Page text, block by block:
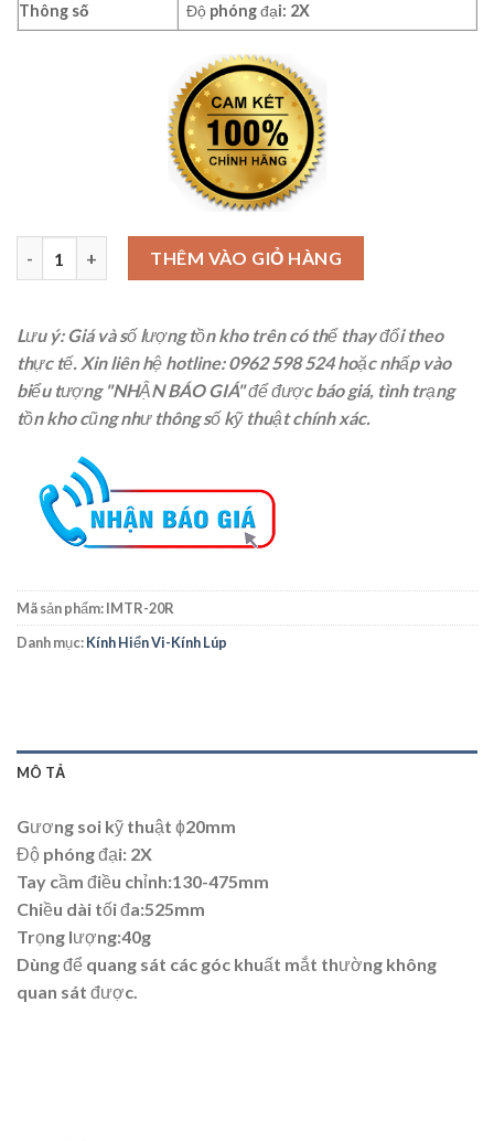
Thông số
Độ phóng đại: 2X
Gương soi kỹ thuật ɸ20mm Niigata Seiki, IMTR-20R số lượng
THÊM VÀO GIỎ HÀNG
Lưu ý: Giá và số lượng tồn kho trên có thể thay đổi theo
thực tế. Xin liên hệ hotline: 0962 598 524hoặc nhấp vào
biểu tượng "NHẬN BÁO GIÁ" để được báo giá, tình trạng
tồn kho cũng như thông số kỹ thuật chính xác.
Mã sản phẩm:IMTR-20R
Danh mục:Kính Hiển Vi-Kính Lúp
MÔ TẢ
Gương soi kỹ thuật ɸ20mm
Độ phóng đại: 2X
Tay cầm điều chỉnh:130-475mm
Chiều dài tối đa:525mm
Trọng lượng:40g
Dùng để quang sát các góc khuất mắt thường không
quan sát được.